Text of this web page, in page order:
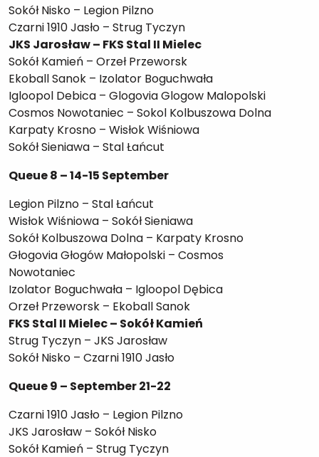
Sokół Nisko – Legion Pilzno
Czarni 1910 Jasło – Strug Tyczyn
JKS Jarosław – FKS Stal II Mielec
Sokół Kamień – Orzeł Przeworsk
Ekoball Sanok – Izolator Boguchwała
Igloopol Debica – Glogovia Glogow Malopolski
Cosmos Nowotaniec – Sokol Kolbuszowa Dolna
Karpaty Krosno – Wisłok Wiśniowa
Sokół Sieniawa – Stal Łańcut
Queue 8 – 14-15 September
Legion Pilzno – Stal Łańcut
Wisłok Wiśniowa – Sokół Sieniawa
Sokół Kolbuszowa Dolna – Karpaty Krosno
Głogovia Głogów Małopolski – Cosmos
Nowotaniec
Izolator Boguchwała – Igloopol Dębica
Orzeł Przeworsk – Ekoball Sanok
FKS Stal II Mielec – Sokół Kamień
Strug Tyczyn – JKS Jarosław
Sokół Nisko – Czarni 1910 Jasło
Queue 9 – September 21-22
Czarni 1910 Jasło – Legion Pilzno
JKS Jarosław – Sokół Nisko
Sokół Kamień – Strug Tyczyn